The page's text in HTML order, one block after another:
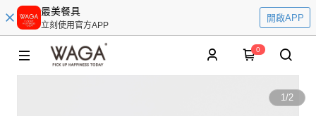
最美餐具
立刻使用官方APP
開啟APP
0
1/2